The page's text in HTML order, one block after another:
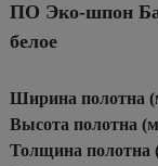
ПО Эко-шпон
белое
Ширина полотна
Высота полотна
Толщина полотна